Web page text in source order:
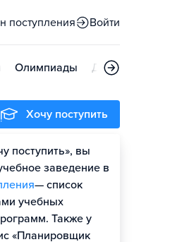
поступления Войти
Олимпиады Дни открытых
Хочу поступить
поступить», вы
заведение в
— список
учебных
Также у
«Планировщик
Оценить шансы